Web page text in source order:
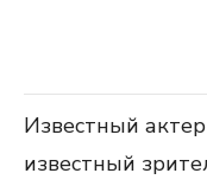
Известный
известный